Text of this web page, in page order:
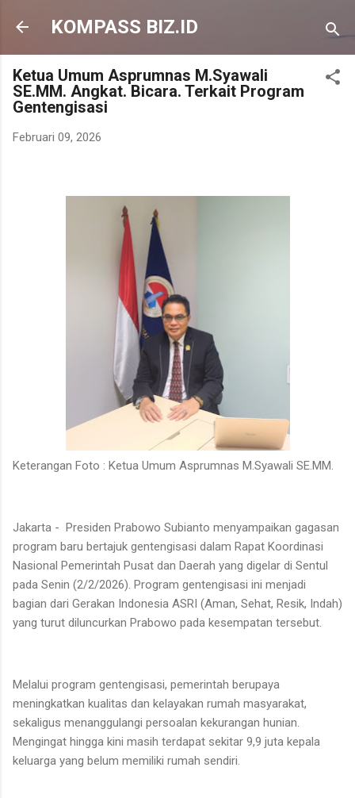
Langsung ke konten utama
KOMPASS BIZ.ID
Ketua Umum Asprumnas M.Syawali
SE.MM. Angkat. Bicara. Terkait Program
Gentengisasi
Februari 09, 2026
Keterangan Foto : Ketua Umum Asprumnas M.Syawali SE.MM.
Jakarta - Presiden Prabowo Subianto menyampaikan gagasan
program baru bertajuk gentengisasi dalam Rapat Koordinasi
Nasional Pemerintah Pusat dan Daerah yang digelar di Sentul
pada Senin (2/2/2026). Program gentengisasi ini menjadi
bagian dari Gerakan Indonesia ASRI (Aman, Sehat, Resik, Indah)
yang turut diluncurkan Prabowo pada kesempatan tersebut.
Melalui program gentengisasi, pemerintah berupaya
meningkatkan kualitas dan kelayakan rumah masyarakat,
sekaligus menanggulangi persoalan kekurangan hunian.
Mengingat hingga kini masih terdapat sekitar 9,9 juta kepala
keluarga yang belum memiliki rumah sendiri.